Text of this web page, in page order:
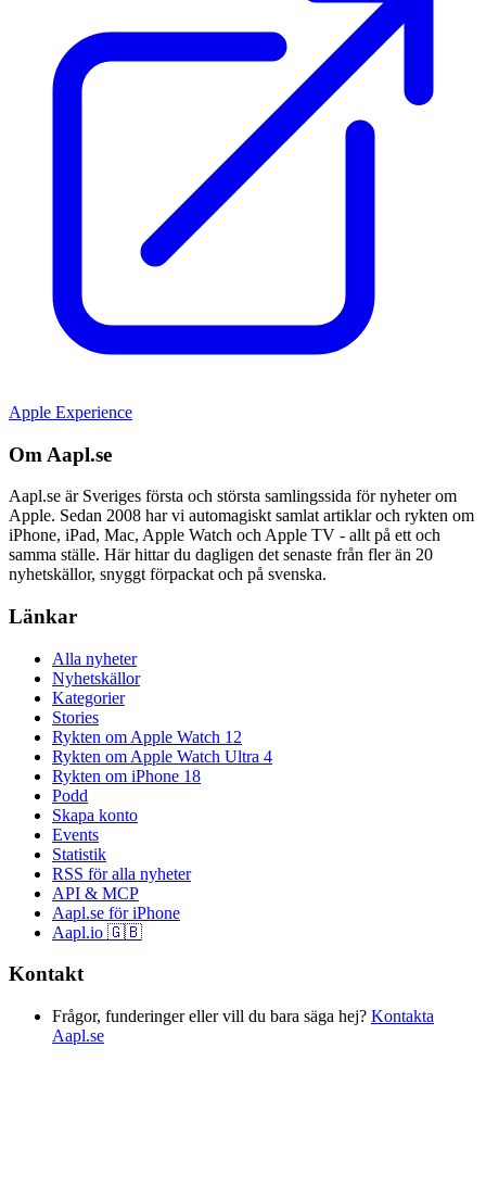
Apple Experience
Om Aapl.se
Aapl.se är Sveriges första och största samlingssida för nyheter om
Apple. Sedan 2008 har vi automagiskt samlat artiklar och rykten om
iPhone, iPad, Mac, Apple Watch och Apple TV - allt på ett och
samma ställe. Här hittar du dagligen det senaste från fler än 20
nyhetskällor, snyggt förpackat och på svenska.
Länkar
Alla nyheter
Nyhetskällor
Kategorier
Stories
Rykten om Apple Watch 12
Rykten om Apple Watch Ultra 4
Rykten om iPhone 18
Podd
Skapa konto
Events
Statistik
RSS för alla nyheter
API & MCP
Aapl.se för iPhone
Aapl.io 🇬🇧
Kontakt
Frågor, funderinger eller vill du bara säga hej? Kontakta
Aapl.se